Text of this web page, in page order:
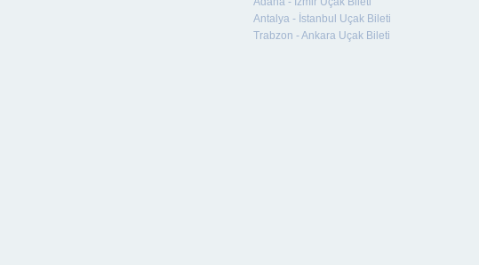
Antalya - İstanbul Uçak Bileti
Trabzon - Ankara Uçak Bileti